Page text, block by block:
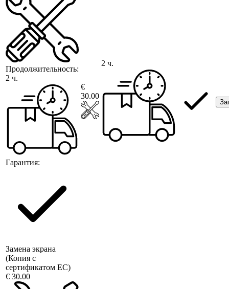
Продолжительность:
2 ч.
Гарантия:
€
30.00
2 ч.
Замена экрана
(Копия с
сертификатом ЕС)
€ 30.00